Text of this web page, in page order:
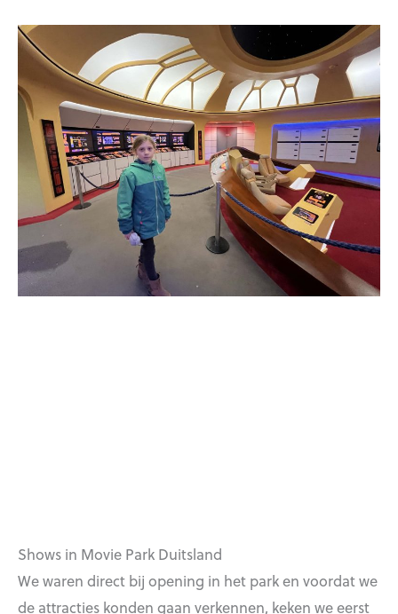
Shows in Movie Park Duitsland
We waren direct bij opening in het park en voordat we
de attracties konden gaan verkennen, keken we eerst